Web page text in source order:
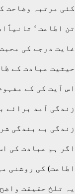
کئی مرتبہ وضاحت
تن اطاعت ‘
غایت درجے کی
حیثیت عبادت کے
اس آیت کی کے
زندگی آمد برائے
زندگی بے بندگی
اگر ہم عبادت کی
اطاعت) کی روشنی
یہ تلخ حقیقت